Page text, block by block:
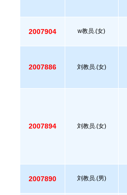
2007904 w教员.(女)
2007886 刘教员.(女)
2007894 刘教员.(女)
2007890 刘教员.(男)